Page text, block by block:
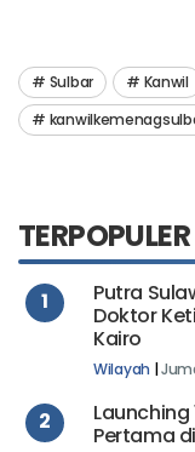
Sulbar Kanwil
TERPOPULER
1
Putra
Doktor
Kairo
Wilayah |
2
Pertama